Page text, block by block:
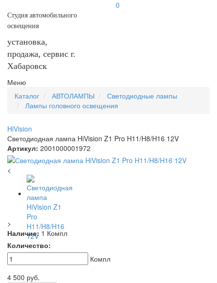
Студия автомобильного
освещения
установка,
продажа, сервис г.
Хабаровск
0
Меню
Каталог
АВТОЛАМПЫ
Светодиодные лампы
Лампы головного освещения
HiVision
Светодиодная лампа HiVision Z1 Pro H11/H8/H16 12V
Артикул: 2001000001972
<
>
Наличие: 1 Компл
Количество:
Компл
4 500 руб.